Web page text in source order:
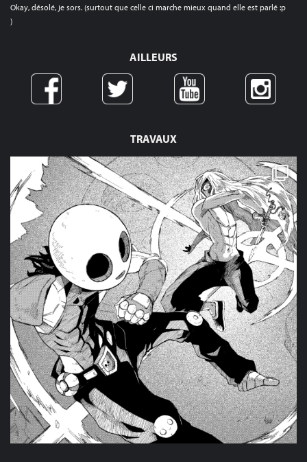
TRAVAUX
Okay, désolé, je sors. (surtout que celle ci marche mieux quand elle est parlé :p
)
AILLEURS